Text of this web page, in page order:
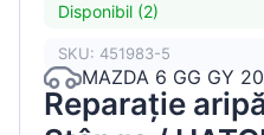
Disponibil (2)
SKU: 451983-5
MAZDA 6 GG GY
Reparație